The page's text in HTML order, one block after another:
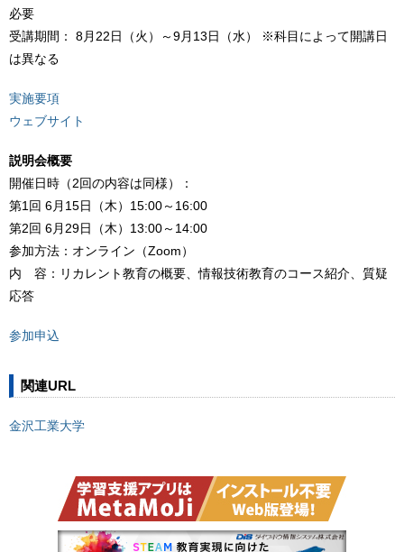
必要
受講期間： 8月22日（火）～9月13日（水） ※科目によって開講日
は異なる
実施要項
ウェブサイト
説明会概要
開催日時（2回の内容は同様）：
第1回 6月15日（木）15:00～16:00
第2回 6月29日（木）13:00～14:00
参加方法：オンライン（Zoom）
内 容：リカレント教育の概要、情報技術教育のコース紹介、質疑
応答
参加申込
関連URL
金沢工業大学